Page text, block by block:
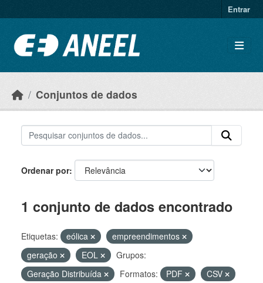
Entrar
Conjuntos de dados
Ordenar por
1 conjunto de dados encontrado
Etiquetas: eólica
empreendimentos
geração
EOL
Grupos:
Geração Distribuída
Formatos: PDF
CSV